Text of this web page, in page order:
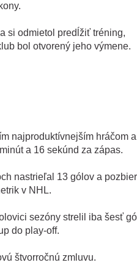
si odmietol predĺžiť tréning,
bol otvorený jeho výmene.
najproduktívnejším hráčom a
a 16 sekúnd za zápas.
nastrieľal 13 gólov a
v NHL.
sezóny strelil iba šesť
do play-off.
štvorročnú zmluvu.